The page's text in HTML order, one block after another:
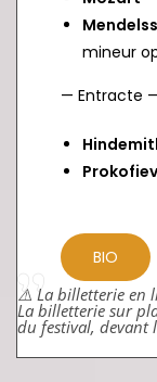
mineur
— Entracte
Prokofiev
BIO
⚠️ La billetterie en
La billetterie sur
du festival, devant